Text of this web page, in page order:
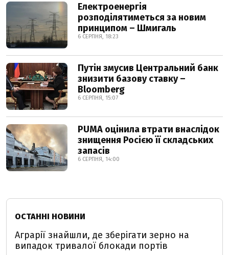
Електроенергія
розподілятиметься за новим
принципом – Шмигаль
6 СЕРПНЯ, 18:23
Путін змусив Центральний банк
знизити базову ставку –
Bloomberg
6 СЕРПНЯ, 15:07
PUMA оцінила втрати внаслідок
знищення Росією її складських
запасів
6 СЕРПНЯ, 14:00
ОСТАННІ НОВИНИ
Аграрії знайшли, де зберігати зерно на
випадок тривалої блокади портів